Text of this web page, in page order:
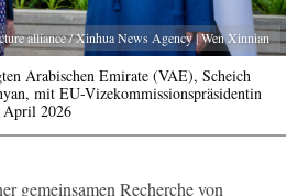
alliance / Xinhua News Agency | Wen Xinnian
Arabischen Emirate (VAE), Scheich
mit EU-Vizekommissionspräsidentin
April 2026
gemeinsamen Recherche von